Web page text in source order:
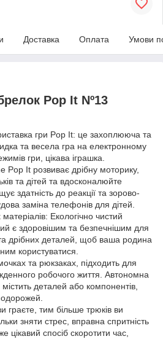
Доставка Оплата Умови
Pop It Nº13
гри Pop It: це захоплююча та
та весела гра на електронному
гри, цікава іграшка.
Pop It розвиває дрібну моторику,
та дітей та вдосконалюйте
здатність до реакції та зорово-
заміна телефонів для дітей.
Екологічно чистий
є здоровішим та безпечнішим для
та дрібних деталей, щоб ваша родина
користуватися.
та рюкзаках, підходить для
робочого життя. Автономна
деталей або компонентів,
граєте, тим більше трюків ви
зняти стрес, вправна спритність
цікавий спосіб скоротити час,